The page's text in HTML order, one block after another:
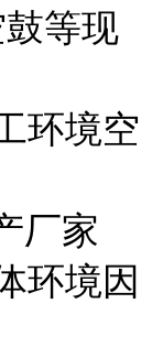
等现
环境空
环境因